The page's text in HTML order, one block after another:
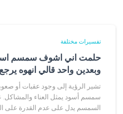
تفسيرات مختلفة
حلمت اني اشوف سمسم
وبعدين واحد قالي انهوه
تشير الرؤية إلى وجود عقبات أو
سمسم أسود يمثل العناء
السمسم يدل على عدم القدرة على